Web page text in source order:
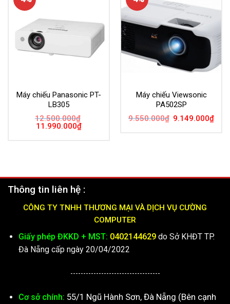
Máy chiếu Panasonic PT-
LB305
12.500.000₫
Giá
11.990.000₫Giá
Máy chiếu Viewsonic
PA502SP
9.550.000₫ Giá
9.149.000₫Giá
Thông tin liên hệ :
CÔNG TY TNHH THƯƠNG MẠI VÀ DỊCH VỤ CƯỜNG
COMPUTER
Giấy phép ĐKKD + MST: 0402144629do Sở KHĐT TP.
Đà Nẵng cấp ngày 20/04/2022
-----------------------------------
Cơ sở chính: 55/1 Ngũ Hành Sơn, Đà Nẵng (Bên cạnh